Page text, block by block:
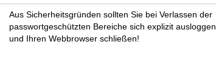
Aus Sicherheitsgründen sollten Sie bei Verlassen der
passwortgeschützten Bereiche sich explizit ausloggen
und Ihren Webbrowser schließen!